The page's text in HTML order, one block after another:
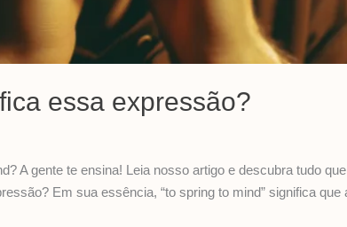
essa expressão?
A gente te ensina! Leia nosso artigo e descubra tudo
Em sua essência, “to spring to mind” significa